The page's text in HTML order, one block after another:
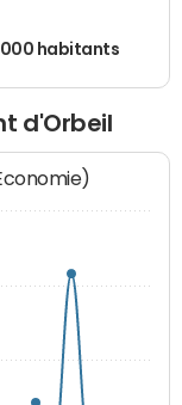
000 habitants
d'Orbeil